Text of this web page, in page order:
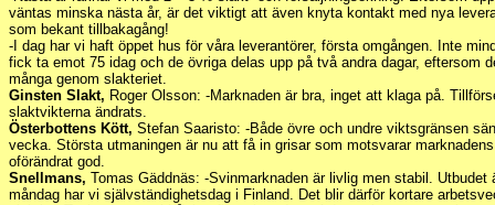
väntas minska nästa år, är det viktigt att även knyta kontakt med nya
som bekant tillbakagång!
-I dag har vi haft öppet hus för våra leverantörer, första omgången. Inte
fick ta emot 75 idag och de övriga delas upp på två andra dagar, eftersom
många genom slakteriet.
Ginsten Slakt, Roger Olsson: -Marknaden är bra, inget att klaga på.
slaktvikterna ändrats.
Österbottens Kött, Stefan Saaristo: -Både övre och undre viktsgränsen
vecka. Största utmaningen är nu att få in grisar som motsvarar
oförändrat god.
Snellmans, Tomas Gäddnäs: -Svinmarknaden är livlig men stabil.
måndag har vi självständighetsdag i Finland. Det blir därför kortare